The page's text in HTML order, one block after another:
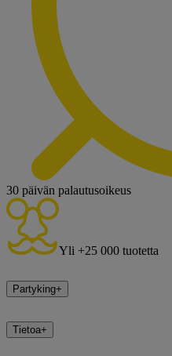
30 päivän palautusoikeus
Yli +25 000 tuotetta
Partyking+
Tietoa+